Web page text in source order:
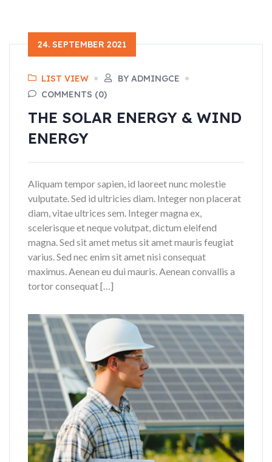
24. SEPTEMBER 2021
LIST VIEW
BY ADMINGCE
COMMENTS (0)
THE SOLAR ENERGY & WIND
ENERGY
Aliquam tempor sapien, id laoreet nunc molestie
vulputate. Sed id ultricies diam. Integer non placerat
diam, vitae ultrices sem. Integer magna ex,
scelerisque et neque volutpat, dictum eleifend
magna. Sed sit amet metus sit amet mauris feugiat
varius. Sed nec enim sit amet nisi consequat
maximus. Aenean eu dui mauris. Aenean convallis a
tortor consequat […]